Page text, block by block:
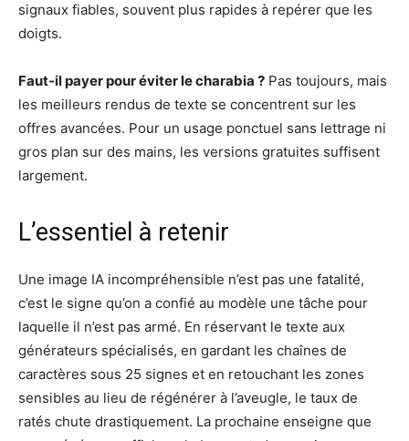
signaux fiables, souvent plus rapides à repérer que les
doigts.
Faut-il payer pour éviter le charabia ? Pas toujours, mais
les meilleurs rendus de texte se concentrent sur les
offres avancées. Pour un usage ponctuel sans lettrage ni
gros plan sur des mains, les versions gratuites suffisent
largement.
L’essentiel à retenir
Une image IA incompréhensible n’est pas une fatalité,
c’est le signe qu’on a confié au modèle une tâche pour
laquelle il n’est pas armé. En réservant le texte aux
générateurs spécialisés, en gardant les chaînes de
caractères sous 25 signes et en retouchant les zones
sensibles au lieu de régénérer à l’aveugle, le taux de
ratés chute drastiquement. La prochaine enseigne que